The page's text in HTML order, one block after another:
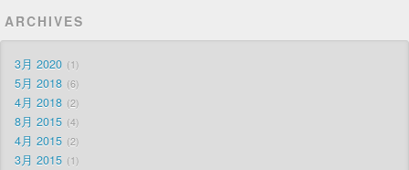
ARCHIVES
3月 2020 1
5月 2018 6
4月 2018 2
8月 2015 4
4月 2015 2
3月 2015 1